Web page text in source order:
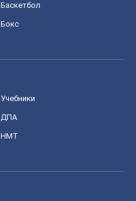
Баскетбол
Бокс
Учебники
ДПА
НМТ